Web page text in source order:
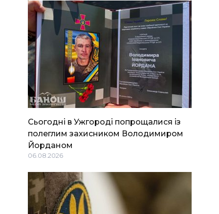
Сьогодні в Ужгороді попрощалися із
полеглим захисником Володимиром
Йорданом
06.08.2026